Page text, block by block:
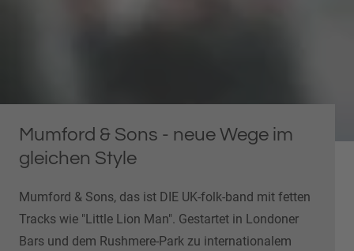
Mumford & Sons - neue Wege im
gleichen Style
Mumford & Sons, das ist DIE UK-folk-band mit fetten
Tracks wie "Little Lion Man". Gestartet in Londoner
Bars und dem Rushmere-Park zu internationalem